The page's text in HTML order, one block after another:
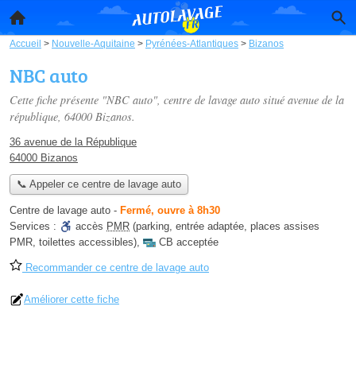
Accueil > Nouvelle-Aquitaine > Pyrénées-Atlantiques > Bizanos
NBC auto
Cette fiche présente "NBC auto", centre de lavage auto situé avenue de la
république, 64000 Bizanos.
36 avenue de la République
64000 Bizanos
📞 Appeler ce centre de lavage auto
Centre de lavage auto - Fermé, ouvre à 8h30
Services :
accès PMR (parking, entrée adaptée, places assises
PMR, toilettes accessibles), CB acceptée
Recommander ce centre de lavage auto
Améliorer cette fiche